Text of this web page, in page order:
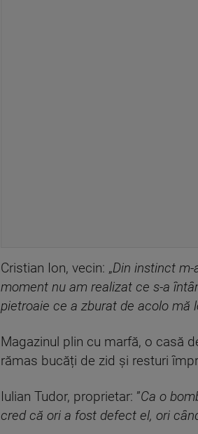
Cristian Ion, vecin: „Din instinct m-
moment nu am realizat ce s-a
pietroaie ce a zburat de acolo mă
Magazinul plin cu marfă, o casă
rămas bucăți de zid și resturi
Iulian Tudor, proprietar: ”Ca o
cred că ori a fost defect el, ori